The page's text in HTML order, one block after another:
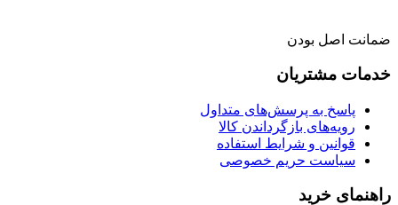
ضمانت اصل بودن
خدمات مشتریان
پاسخ به پرسش‌های متداول
رویه‌های بازگرداندن کالا
قوانین و شرایط استفاده
سیاست حریم خصوصی
راهنمای خرید